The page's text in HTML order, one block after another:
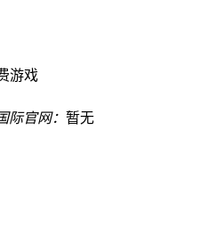
游戏
际官网： 暂无